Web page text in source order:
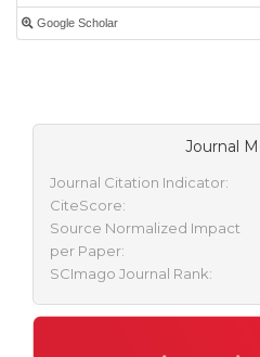
Google Scholar
Journal
Journal Citation Indicator:
CiteScore:
Source Normalized Impact
per Paper:
SCImago Journal Rank: